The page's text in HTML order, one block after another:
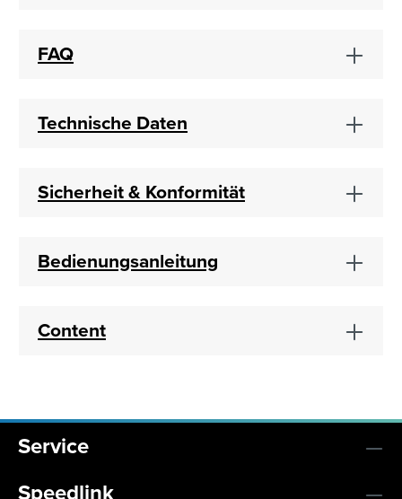
FAQ
Technische Daten
Sicherheit & Konformität
Bedienungsanleitung
Content
Service